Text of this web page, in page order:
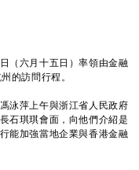
六月十五日）率領由金融
的訪問行程。
萍上午與浙江省人民政府
石琪琪會面，向他們介紹是
能加強當地企業與香港金融